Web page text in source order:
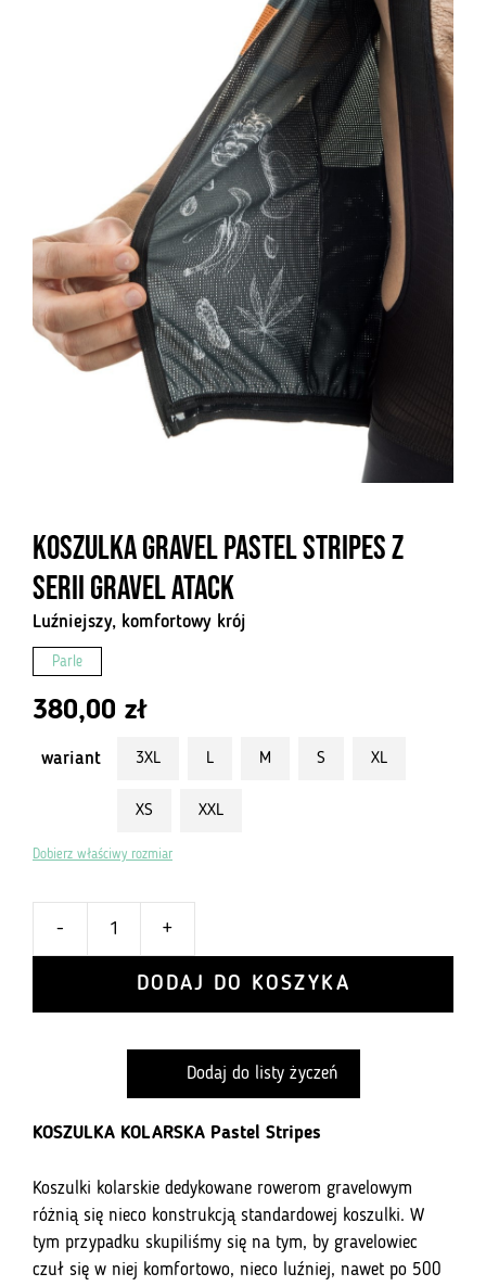
Koszulka Gravel Pastel Stripes z
serii Gravel Atack
Luźniejszy, komfortowy krój
Parle
380,00 zł
wariant 3XL L M S XL
XS XXL
Dobierz właściwy rozmiar
-
Gravel
Stripes
z
serii
Gravel
+
DODAJ DO KOSZYKA
Dodaj do listy życzeń
KOSZULKA KOLARSKA Pastel Stripes
Koszulki kolarskie dedykowane rowerom gravelowym
różnią się nieco konstrukcją standardowej koszulki. W
tym przypadku skupiliśmy się na tym, by gravelowiec
czuł się w niej komfortowo, nieco luźniej, nawet po 500